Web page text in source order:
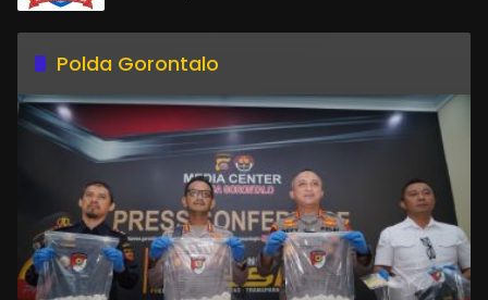
Polda Gorontalo